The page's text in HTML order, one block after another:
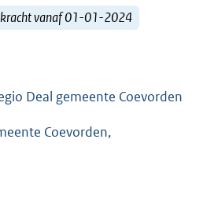
vanaf 01-01-2024
Deal gemeente Coevorden
Coevorden,